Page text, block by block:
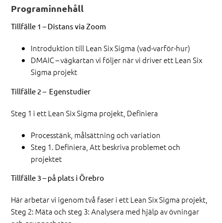
Programinnehåll
Tillfälle 1 – Distans via Zoom
Introduktion till Lean Six Sigma (vad-varför-hur)
DMAIC – vägkartan vi följer när vi driver ett Lean Six
Sigma projekt
Tillfälle 2 – Egenstudier
Steg 1 i ett Lean Six Sigma projekt, Definiera
Processtänk, målsättning och variation
Steg 1. Definiera, Att beskriva problemet och
projektet
Tillfälle 3 – på plats i Örebro
Här arbetar vi igenom två faser i ett Lean Six Sigma projekt,
Steg 2: Mäta och steg 3: Analysera med hjälp av övningar